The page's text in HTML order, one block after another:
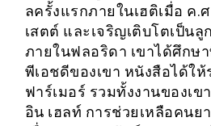
ลครั้งแรกภายในเฮติเมื่อ ค.
เสตต์ และเจริญเติบโตเป็น
ภายในฟลอริดา เขาได้ศึกษ
พีเอชดีของเขา หนังสือได้ใ
ฟาร์เมอร์ รวมทั้งงานของเ
อิน เฮลท์ การช่วยเหลือคนย